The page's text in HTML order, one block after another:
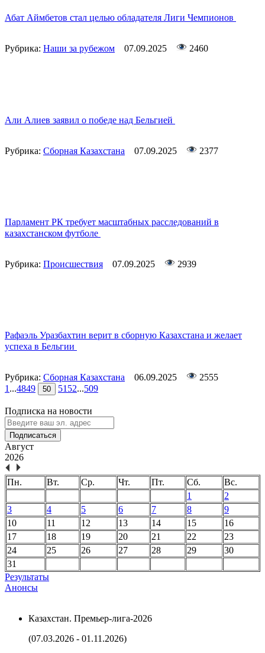
Абат Аймбетов стал целью обладателя Лиги Чемпионов
Рубрика: Наши за рубежом 07.09.2025 2460
Али Алиев заявил о победе над Бельгией
Рубрика: Сборная Казахстана 07.09.2025 2377
Парламент РК требует масштабных расследований в
казахстанском футболе
Рубрика: Происшествия 07.09.2025 2939
Рафаэль Уразбахтин верит в сборную Казахстана и желает
успеха в Бельгии
Рубрика: Сборная Казахстана 06.09.2025
2555
1...4849 50 5152...509
Подписка на новости
Подписаться
Август
2026
Пн. Вт. Ср. Чт. Пт. Сб.
Вс.
1
2
3
4 5 6 7 8
9
10
11 12 13 14 15
16
17
18 19 20 21 22
23
24
25 26 27 28 29
30
31
Результаты
Анонсы
Казахстан. Премьер-лига-2026
(07.03.2026 - 01.11.2026)